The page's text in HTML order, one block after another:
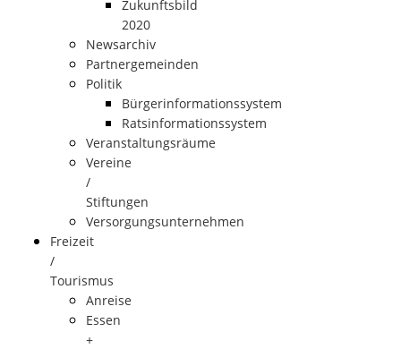
Zukunftsbild
2020
Newsarchiv
Partnergemeinden
Politik
Bürgerinformationssystem
Ratsinformationssystem
Veranstaltungsräume
Vereine
/
Stiftungen
Versorgungsunternehmen
Freizeit
/
Tourismus
Anreise
Essen
+